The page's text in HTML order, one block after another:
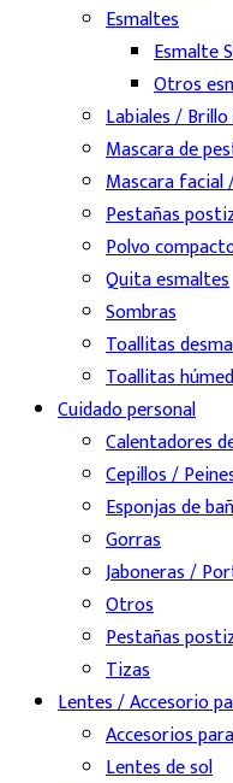
Esmaltes
Esmalte
Otros
Labiales /
Mascara de
Mascara facial
Pestañas
Polvo
Quita esmaltes
Sombras
Toallitas
Toallitas
Cuidado personal
Calentadores
Cepillos /
Esponjas de
Gorras
Jaboneras /
Otros
Pestañas
Tizas
Lentes / Accesorio
Accesorios
Lentes de sol